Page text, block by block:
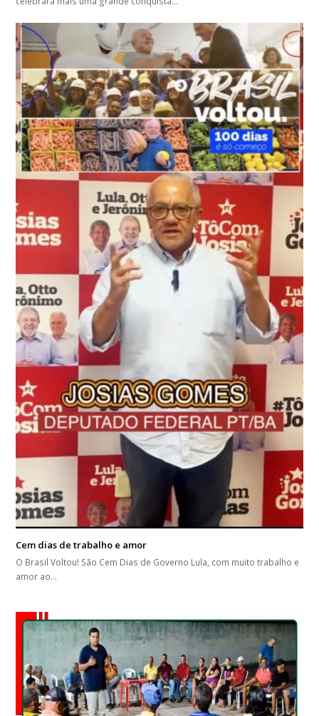
Cem dias de trabalho e amor
O Brasil Voltou! São Cem Dias de Governo Lula, com muito trabalho e
amor ao…